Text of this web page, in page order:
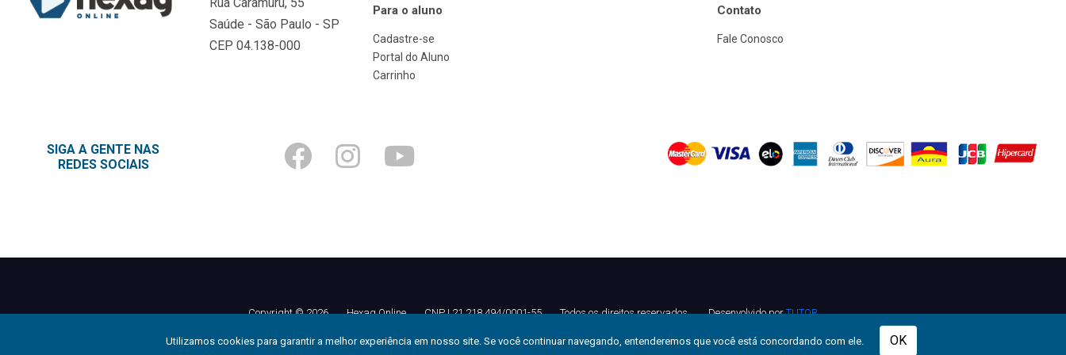
Saúde - São Paulo - SP
CEP 04.138-000
Para o aluno
Cadastre-se
Portal do Aluno
Carrinho
Contato
Fale Conosco
SIGA A GENTE NAS
REDES SOCIAIS
Copyright © 2026 . Hexag Online . CNPJ 21.218.494/0001-55 . Todos os direitos reservados . Desenvolvido porTUTOR
Utilizamos cookies para garantir a melhor experiência em nosso site. Se você continuar navegando, entenderemos que você está concordando com ele. OK